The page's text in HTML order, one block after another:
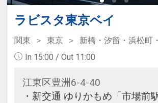
ラビスタ東京ベイ
関東 東京
新橋・汐留・浜松町
In 15:00 / Out 11:00
江東区豊洲6-4-40
・新交通 ゆりかもめ「市場前